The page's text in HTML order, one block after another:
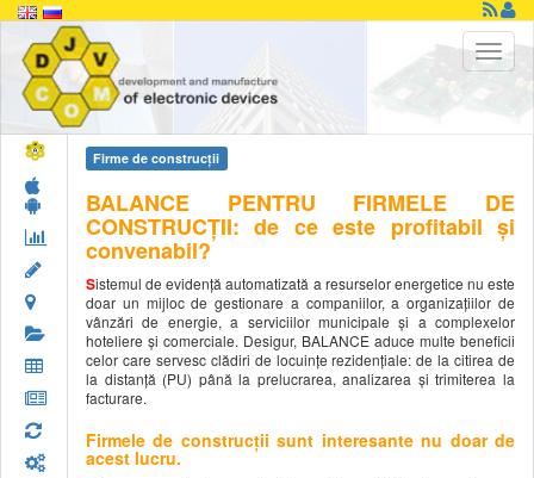
Firme de construcţii
BALANCE PENTRU FIRMELE DE
CONSTRUCȚII: de ce este profitabil și
convenabil?
Sistemul de evidenţă automatizată a resurselor energetice nu este
doar un mijloc de gestionare a companiilor, a organizațiilor de
vânzări de energie, a serviciilor municipale și a complexelor
hoteliere și comerciale. Desigur, BALANCE aduce multe beneficii
celor care servesc clădiri de locuințe rezidențiale: de la citirea de
la distanță (PU) până la prelucrarea, analizarea și trimiterea la
facturare.
Firmele de construcții sunt interesante nu doar de
acest lucru.